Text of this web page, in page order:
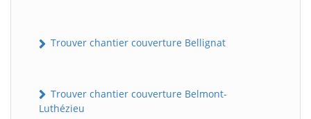
Trouver chantier couverture Bellignat
Trouver chantier couverture Belmont-
Luthézieu